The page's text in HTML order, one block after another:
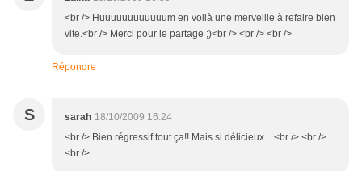
<br /> Huuuuuuuuuuuum en voilà une merveille à refaire bien
vite.<br /> Merci pour le partage ;)<br /> <br /> <br />
Répondre
S sarah 18/10/2009 16:24
<br /> Bien régressif tout ça!! Mais si délicieux....<br /> <br />
<br />